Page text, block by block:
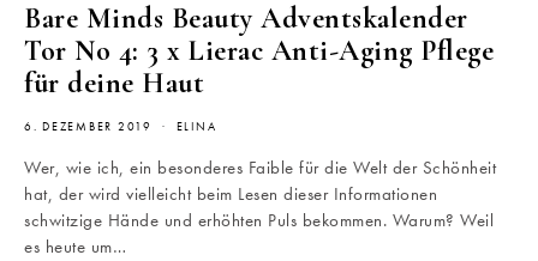
Bare Minds Beauty Adventskalender
Tor No 4: 3 x Lierac Anti-Aging Pflege
für deine Haut
6. DEZEMBER 2019 ELINA
Wer, wie ich, ein besonderes Faible für die Welt der Schönheit
hat, der wird vielleicht beim Lesen dieser Informationen
schwitzige Hände und erhöhten Puls bekommen. Warum? Weil
es heute um…